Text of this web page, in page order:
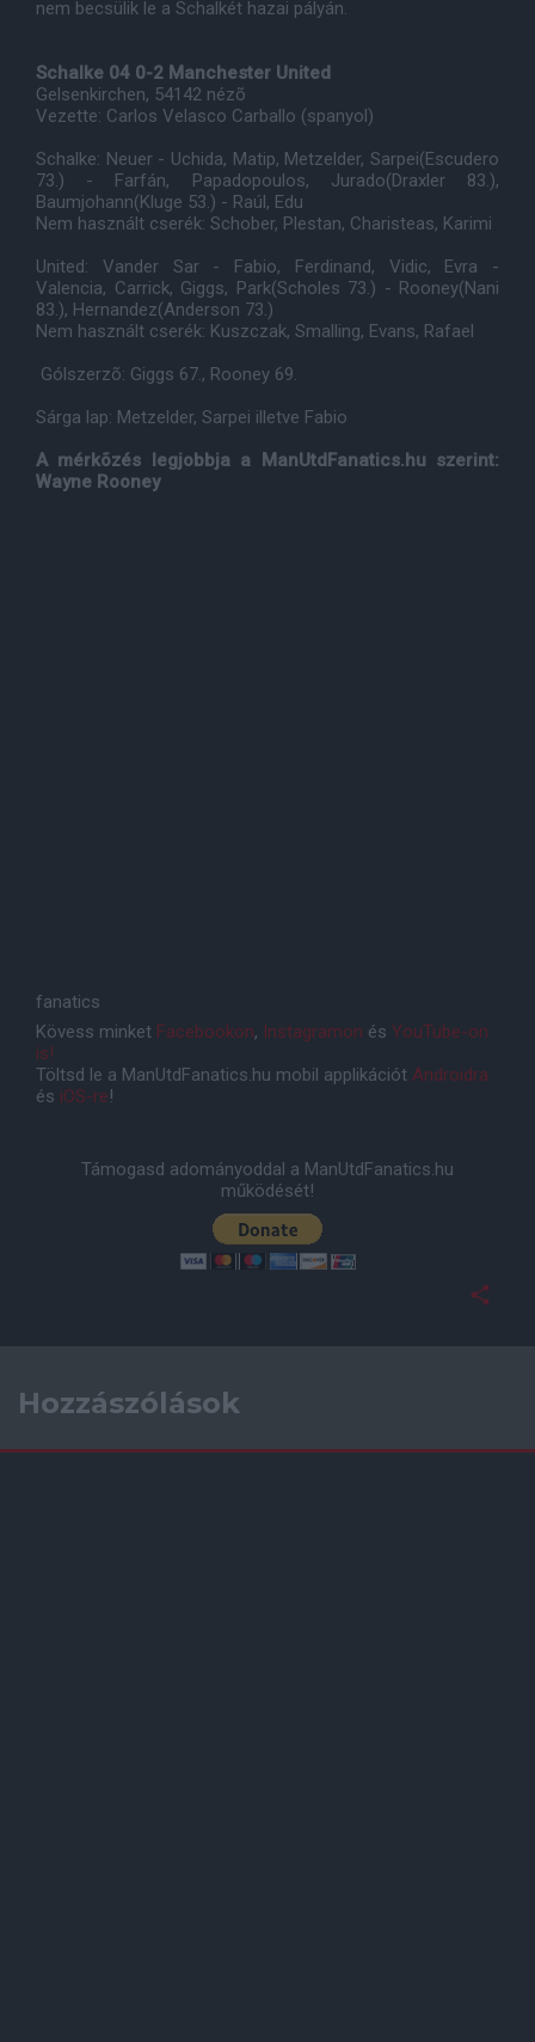
nem becsülik le a Schalkét hazai pályán.
Schalke 04 0-2 Manchester United
Gelsenkirchen, 54142 nézõ
Vezette: Carlos Velasco Carballo (spanyol)
Schalke: Neuer - Uchida, Matip, Metzelder, Sarpei(Escudero
73.) - Farfán, Papadopoulos, Jurado(Draxler 83.),
Baumjohann(Kluge 53.) - Raúl, Edu
Nem használt cserék: Schober, Plestan, Charisteas, Karimi
United: Vander Sar - Fabio, Ferdinand, Vidic, Evra -
Valencia, Carrick, Giggs, Park(Scholes 73.) - Rooney(Nani
83.), Hernandez(Anderson 73.)
Nem használt cserék: Kuszczak, Smalling, Evans, Rafael
Gólszerzõ: Giggs 67., Rooney 69.
Sárga lap: Metzelder, Sarpei illetve Fabio
A mérkõzés legjobbja a ManUtdFanatics.hu szerint:
Wayne Rooney
fanatics
Kövess minket Facebookon, Instagramon és YouTube-on
is!
Töltsd le a ManUtdFanatics.hu mobil applikációt Androidra
és iOS-re!
Támogasd adományoddal a ManUtdFanatics.hu
működését!
Hozzászólások